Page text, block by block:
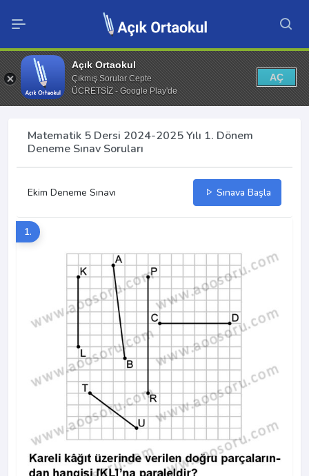
Açık Ortaokul
Çıkmış Sorular Cepte
ÜCRETSİZ - Google Play'de
AÇ
Matematik 5 Dersi 2024-2025 Yılı 1. Dönem
Deneme Sınav Soruları
Ekim Deneme Sınavı Sınava Başla
1.